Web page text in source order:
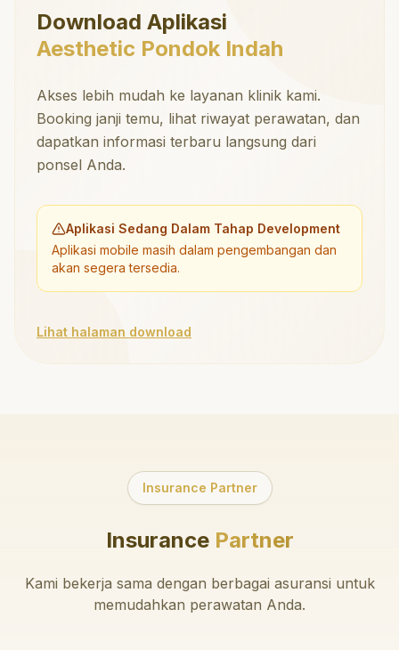
Download Aplikasi
Aesthetic Pondok Indah
Akses lebih mudah ke layanan klinik kami.
Booking janji temu, lihat riwayat perawatan, dan
dapatkan informasi terbaru langsung dari
ponsel Anda.
Aplikasi Sedang Dalam Tahap Development
Aplikasi mobile masih dalam pengembangan dan
akan segera tersedia.
Lihat halaman download
Insurance Partner
InsurancePartner
Kami bekerja sama dengan berbagai asuransi untuk
memudahkan perawatan Anda.